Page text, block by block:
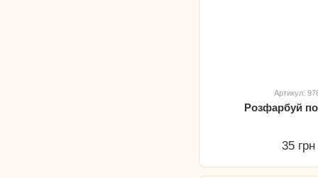
Артикул:
Розфарбуй
35 грн